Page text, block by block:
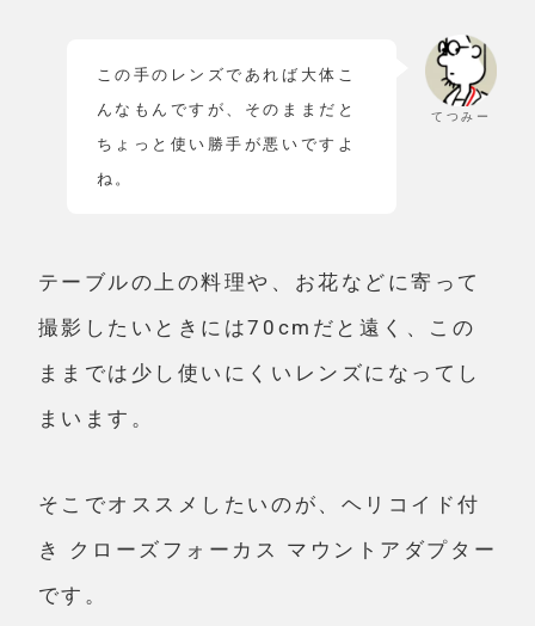
てつみー
この手のレンズであれば大体こ
んなもんですが、そのままだと
ちょっと使い勝手が悪いですよ
ね。
テーブルの上の料理や、お花などに寄って
撮影したいときには70cmだと遠く、この
ままでは少し使いにくいレンズになってし
まいます。
そこでオススメしたいのが、 ヘリコイド付
き クローズフォーカス マウントアダプター
です。